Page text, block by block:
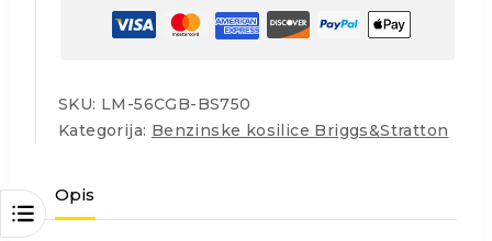
SKU: LM-56CGB-BS750
Kategorija: Benzinske kosilice Briggs&Stratton
Opis